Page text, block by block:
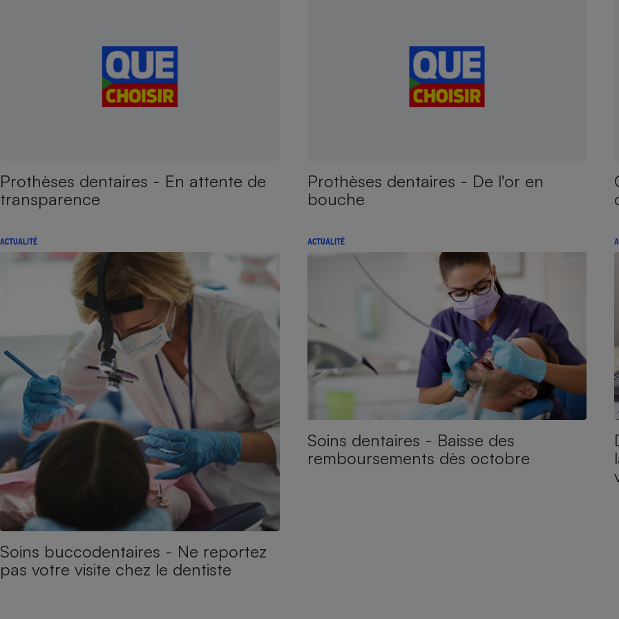
Prothèses dentaires - En attente de
transparence
Prothèses dentaires - De l'or en
bouche
ACTUALITÉ
Soins buccodentaires - Ne reportez
pas votre visite chez le dentiste
ACTUALITÉ
Soins dentaires - Baisse des
remboursements dès octobre